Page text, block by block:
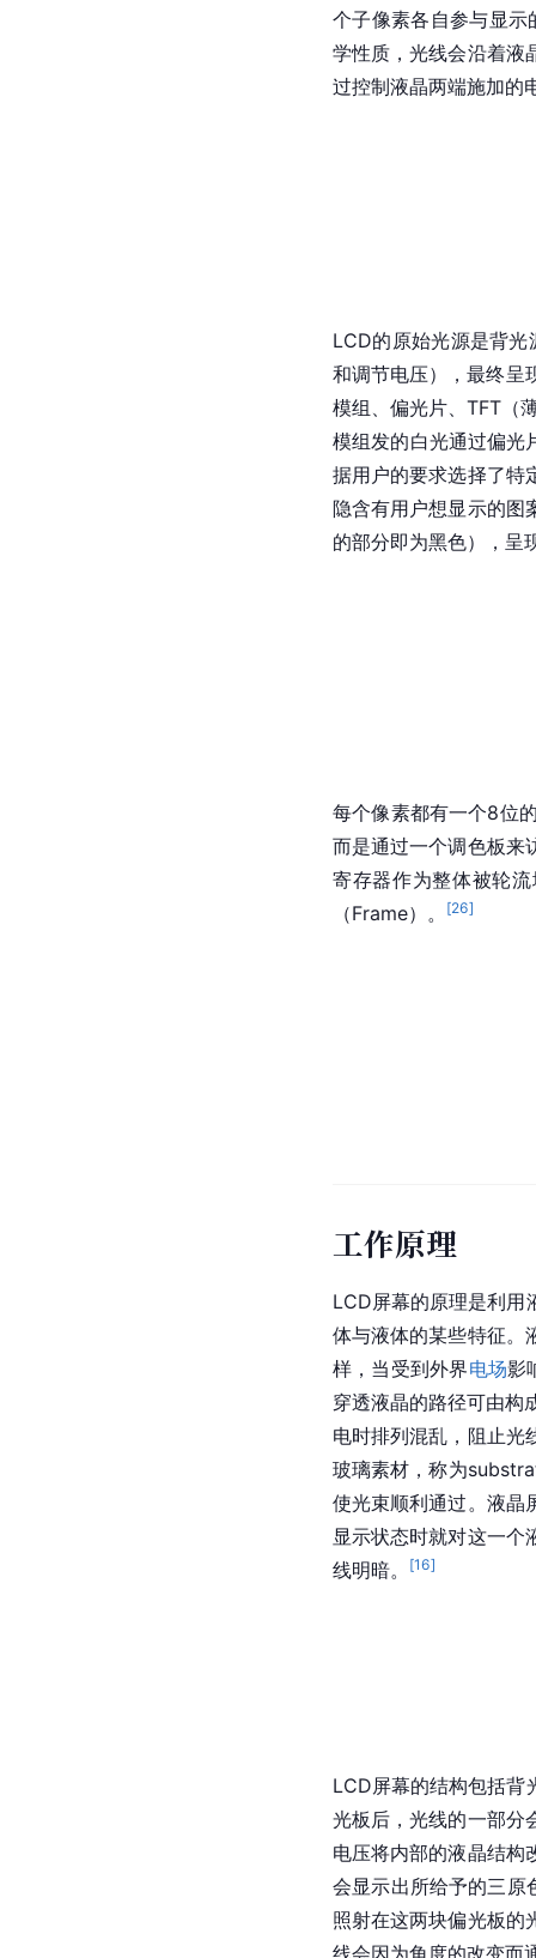
个子像素各自参与显
学性质，光线会沿着液
过控制液晶两端施加的
LCD的原始光源是背
和调节电压），最终呈
模组
、偏光片 、TFT （
模组发的白光通过偏光
据用户的要求选择了特
隐含有用户想显示的图
的部分即为黑色），呈
每个像素都有一个8位
而是通过一个调色板来
寄存器作为整体被轮
（Frame）。
[26]
工作原理
LCD屏幕的原理是利用
体与液体的某些特征。
样，当受到外界电场影
穿透液晶的路径可由构
电时排列混乱，阻止光
玻璃素材，称为
使光束顺利通过。液晶
显示状态时就对这一个
线明暗。
[16]
LCD屏幕的结构包括背
光板后，光线的一部分
电压将内部的液晶结构
会显示出所给予的三原
照射在这两块偏光板的
线会因为角度的改变而